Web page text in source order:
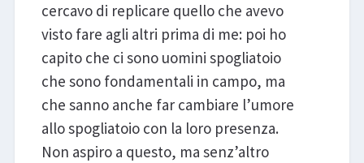
cercavo di replicare quello che avevo
visto fare agli altri prima di me: poi ho
capito che ci sono uomini spogliatoio
che sono fondamentali in campo, ma
che sanno anche far cambiare l’umore
allo spogliatoio con la loro presenza.
Non aspiro a questo, ma senz’altro